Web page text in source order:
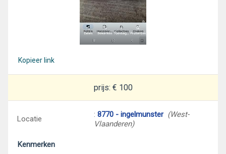
Kopieer link
prijs: € 100
Locatie : 8770 - ingelmunster (West-
Vlaanderen)
Kenmerken